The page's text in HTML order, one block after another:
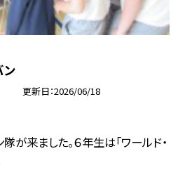
ン
更新日 2026/06/18
が来ました。６年生は「ワールド・